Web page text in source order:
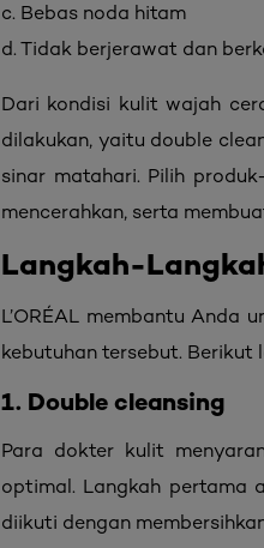
c. Bebas noda hitam
d. Tidak berjerawat dan
Dari kondisi kulit wajah
dilakukan, yaitu double
sinar matahari. Pilih
mencerahkan, serta
Langkah-
L’ORÉAL membantu Anda
kebutuhan tersebut. Berikut
1. Double cleansing
Para dokter kulit
optimal. Langkah pertama
diikuti dengan